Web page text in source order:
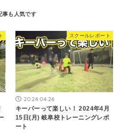
スクールレポート
2024.04.26
キーパーって楽しい！ 2024年4月
15日(月) 岐阜校トレーニングレポ
ート